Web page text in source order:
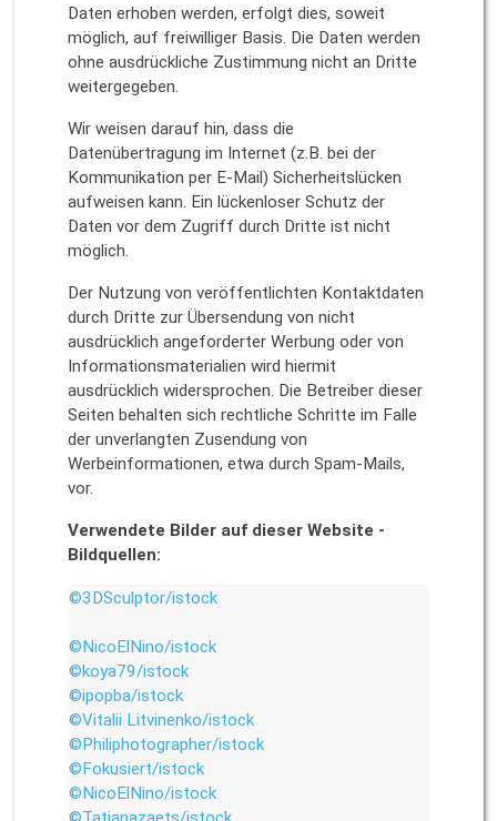
Daten erhoben werden, erfolgt dies, soweit
möglich, auf freiwilliger Basis. Die Daten werden
ohne ausdrückliche Zustimmung nicht an Dritte
weitergegeben.
Wir weisen darauf hin, dass die
Datenübertragung im Internet (z.B. bei der
Kommunikation per E-Mail) Sicherheitslücken
aufweisen kann. Ein lückenloser Schutz der
Daten vor dem Zugriff durch Dritte ist nicht
möglich.
Der Nutzung von veröffentlichten Kontaktdaten
durch Dritte zur Übersendung von nicht
ausdrücklich angeforderter Werbung oder von
Informationsmaterialien wird hiermit
ausdrücklich widersprochen. Die Betreiber dieser
Seiten behalten sich rechtliche Schritte im Falle
der unverlangten Zusendung von
Werbeinformationen, etwa durch Spam-Mails,
vor.
Verwendete Bilder auf dieser Website -
Bildquellen:
©3DSculptor/istock
©NicoElNino/istock
©koya79/istock
©ipopba/istock
©Vitalii Litvinenko/istock
©Philiphotographer/istock
©Fokusiert/istock
©NicoElNino/istock